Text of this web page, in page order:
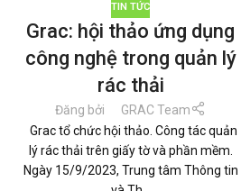
TIN TỨC
Grac: hội thảo ứng dụng
công nghệ trong quản lý
rác thải
Đăng bởi
GRAC Team
Grac tổ chức hội thảo. Công tác quản
lý rác thải trên giấy tờ và phần mềm.
Ngày 15/9/2023, Trung tâm Thông tin